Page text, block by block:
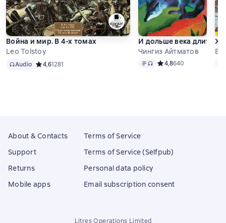
Война и мир. В 4-х томах
Leo Tolstoy
AudioAudio Средний рейтинг 4,6 на основе 1281 оценок
4,61281
И дольше века длится
Чингиз Айтматов
Text, audio format available
Средний рейтинг 4,8
4,8640
About & Contacts
Support
Returns
Mobile apps
Terms of Service
Terms of Service (Selfpub)
Personal data policy
Email subscription consent
Litres Operations Limited